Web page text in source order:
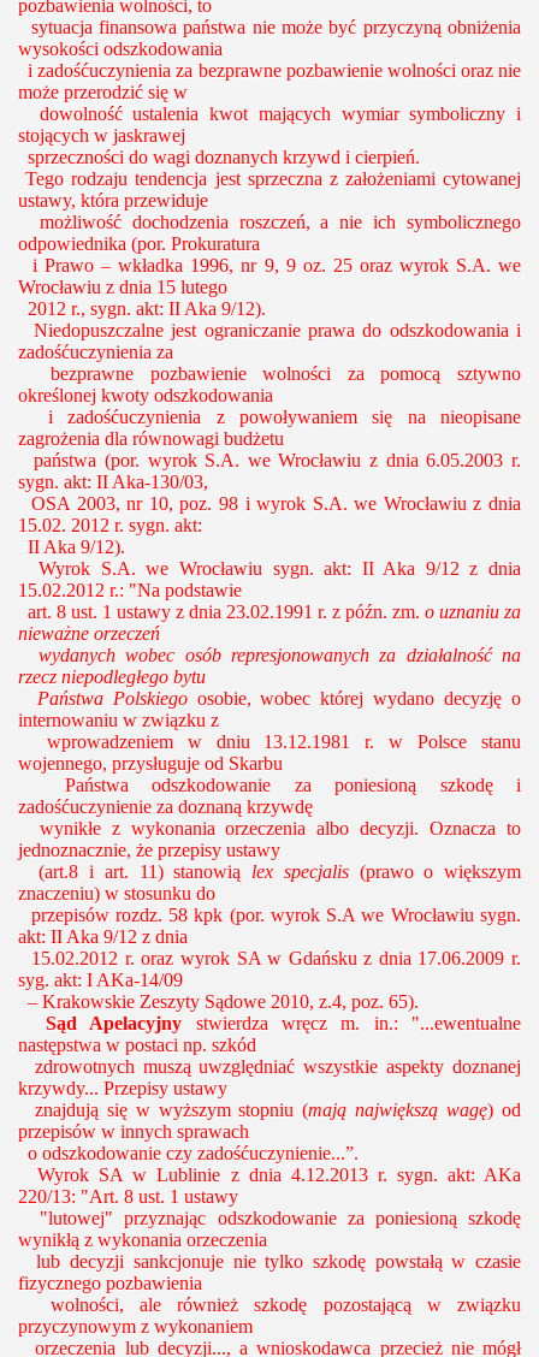
pozbawienia wolności, to
sytuacja finansowa państwa nie może być przyczyną obniżenia
wysokości odszkodowania
i zadośćuczynienia za bezprawne pozbawienie wolności oraz nie
może przerodzić się w
dowolność ustalenia kwot mających wymiar symboliczny i
stojących w jaskrawej
sprzeczności do wagi doznanych krzywd i cierpień.
Tego rodzaju tendencja jest sprzeczna z założeniami cytowanej
ustawy, która przewiduje
możliwość dochodzenia roszczeń, a nie ich symbolicznego
odpowiednika (por. Prokuratura
i Prawo – wkładka 1996, nr 9, 9 oz. 25 oraz wyrok S.A. we
Wrocławiu z dnia 15 lutego
2012 r., sygn. akt: II Aka 9/12).
Niedopuszczalne jest ograniczanie prawa do odszkodowania i
zadośćuczynienia za
bezprawne pozbawienie wolności za pomocą sztywno
określonej kwoty odszkodowania
i zadośćuczynienia z powoływaniem się na nieopisane
zagrożenia dla równowagi budżetu
państwa (por. wyrok S.A. we Wrocławiu z dnia 6.05.2003 r.
sygn. akt: II Aka-130/03,
OSA 2003, nr 10, poz. 98 i wyrok S.A. we Wrocławiu z dnia
15.02. 2012 r. sygn. akt:
II Aka 9/12).
Wyrok S.A. we Wrocławiu sygn. akt: II Aka 9/12 z dnia
15.02.2012 r.: "Na podstawie
art. 8 ust. 1 ustawy z dnia 23.02.1991 r. z późn. zm. o uznaniu za
nieważne orzeczeń
wydanych wobec osób represjonowanych za działalność na
rzecz niepodległego bytu
Państwa Polskiegoosobie, wobec której wydano decyzję o
internowaniu w związku z
wprowadzeniem w dniu 13.12.1981 r. w Polsce stanu
wojennego, przysługuje od Skarbu
Państwa odszkodowanie za poniesioną szkodę i
zadośćuczynienie za doznaną krzywdę
wynikłe z wykonania orzeczenia albo decyzji. Oznacza to
jednoznacznie, że przepisy ustawy
(art.8 i art. 11) stanowią lex specjalis (prawo o większym
znaczeniu) w stosunku do
przepisów rozdz. 58 kpk (por. wyrok S.A we Wrocławiu sygn.
akt: II Aka 9/12 z dnia
15.02.2012 r. oraz wyrok SA w Gdańsku z dnia 17.06.2009 r.
syg. akt: I AKa-14/09
– Krakowskie Zeszyty Sądowe 2010, z.4, poz. 65).
Sąd Apelacyjny stwierdza wręcz m. in.: "...ewentualne
następstwa w postaci np. szkód
zdrowotnych muszą uwzględniać wszystkie aspekty doznanej
krzywdy... Przepisy ustawy
znajdują się w wyższym stopniu (mają największą wagę) od
przepisów w innych sprawach
o odszkodowanie czy zadośćuczynienie...”.
Wyrok SA w Lublinie z dnia 4.12.2013 r. sygn. akt: AKa
220/13: "Art. 8 ust. 1 ustawy
"lutowej" przyznając odszkodowanie za poniesioną szkodę
wynikłą z wykonania orzeczenia
lub decyzji sankcjonuje nie tylko szkodę powstałą w czasie
fizycznego pozbawienia
wolności, ale również szkodę pozostającą w związku
przyczynowym z wykonaniem
orzeczenia lub decyzji..., a wnioskodawca przecież nie mógł